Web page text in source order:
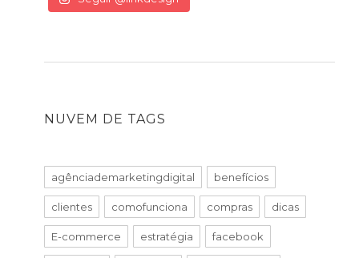
NUVEM DE TAGS
agênciademarketingdigital benefícios
clientes comofunciona compras dicas
E-commerce estratégia facebook